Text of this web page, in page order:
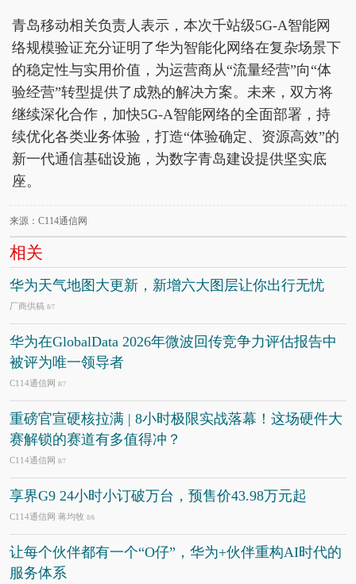
青岛移动相关负责人表示，本次千站级5G-A智能网
络规模验证充分证明了华为智能化网络在复杂场景下
的稳定性与实用价值，为运营商从“流量经营”向“体
验经营”转型提供了成熟的解决方案。未来，双方将
继续深化合作，加快5G-A智能网络的全面部署，持
续优化各类业务体验，打造“体验确定、资源高效”的
新一代通信基础设施，为数字青岛建设提供坚实底
座。
来源：C114通信网
相关
华为天气地图大更新，新增六大图层让你出行无忧
厂商供稿 8/7
华为在GlobalData 2026年微波回传竞争力评估报告中
被评为唯一领导者
C114通信网 8/7
重磅官宣硬核拉满 | 8小时极限实战落幕！这场硬件大
赛解锁的赛道有多值得冲？
C114通信网 8/7
享界G9 24小时小订破万台，预售价43.98万元起
C114通信网 蒋均牧 8/6
让每个伙伴都有一个“O仔”，华为+伙伴重构AI时代的
服务体系